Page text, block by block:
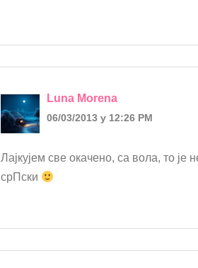
Luna Morena
06/03/2013 у 12:26 PM
Лајкујем све окачено, са вола, то
срПски